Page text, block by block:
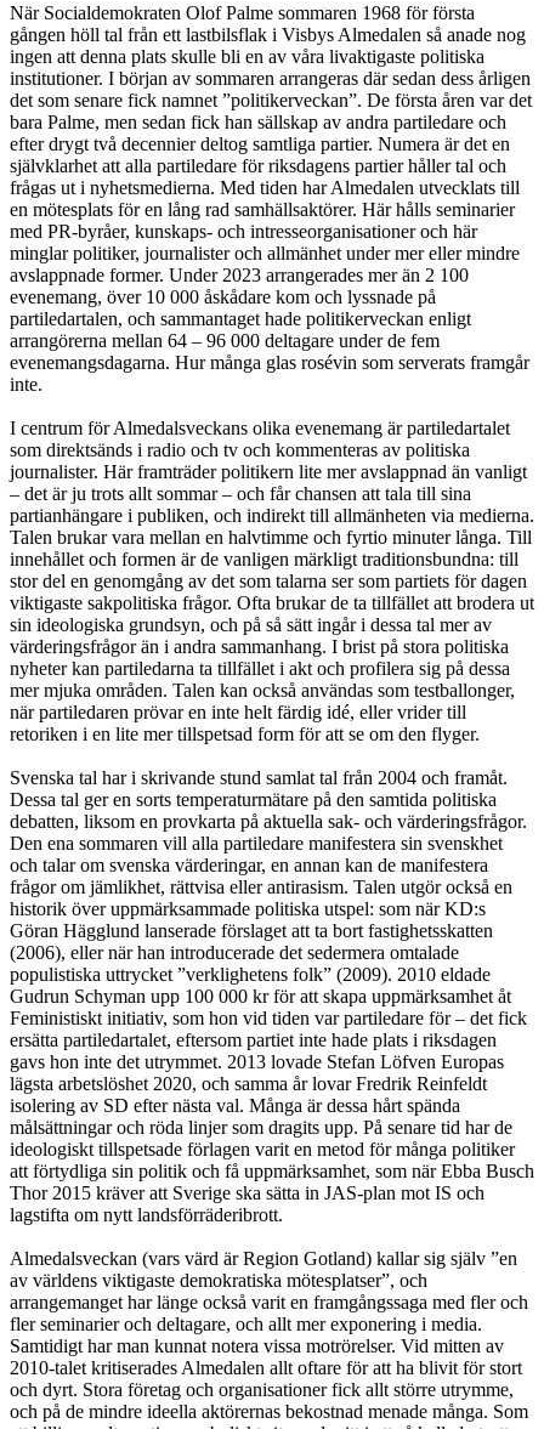
När Socialdemokraten Olof Palme sommaren 1968 för första
gången höll tal från ett lastbilsflak i Visbys Almedalen så anade nog
ingen att denna plats skulle bli en av våra livaktigaste politiska
institutioner. I början av sommaren arrangeras där sedan dess årligen
det som senare fick namnet ”politikerveckan”. De första åren var det
bara Palme, men sedan fick han sällskap av andra partiledare och
efter drygt två decennier deltog samtliga partier. Numera är det en
självklarhet att alla partiledare för riksdagens partier håller tal och
frågas ut i nyhetsmedierna. Med tiden har Almedalen utvecklats till
en mötesplats för en lång rad samhällsaktörer. Här hålls seminarier
med PR-byråer, kunskaps- och intresseorganisationer och här
minglar politiker, journalister och allmänhet under mer eller mindre
avslappnade former. Under 2023 arrangerades mer än 2 100
evenemang, över 10 000 åskådare kom och lyssnade på
partiledartalen, och sammantaget hade politikerveckan enligt
arrangörerna mellan 64 – 96 000 deltagare under de fem
evenemangsdagarna. Hur många glas rosévin som serverats framgår
inte.
I centrum för Almedalsveckans olika evenemang är partiledartalet
som direktsänds i radio och tv och kommenteras av politiska
journalister. Här framträder politikern lite mer avslappnad än vanligt
– det är ju trots allt sommar – och får chansen att tala till sina
partianhängare i publiken, och indirekt till allmänheten via medierna.
Talen brukar vara mellan en halvtimme och fyrtio minuter långa. Till
innehållet och formen är de vanligen märkligt traditionsbundna: till
stor del en genomgång av det som talarna ser som partiets för dagen
viktigaste sakpolitiska frågor. Ofta brukar de ta tillfället att brodera ut
sin ideologiska grundsyn, och på så sätt ingår i dessa tal mer av
värderingsfrågor än i andra sammanhang. I brist på stora politiska
nyheter kan partiledarna ta tillfället i akt och profilera sig på dessa
mer mjuka områden. Talen kan också användas som testballonger,
när partiledaren prövar en inte helt färdig idé, eller vrider till
retoriken i en lite mer tillspetsad form för att se om den flyger.
Svenska tal har i skrivande stund samlat tal från 2004 och framåt.
Dessa tal ger en sorts temperaturmätare på den samtida politiska
debatten, liksom en provkarta på aktuella sak- och värderingsfrågor.
Den ena sommaren vill alla partiledare manifestera sin svenskhet
och talar om svenska värderingar, en annan kan de manifestera
frågor om jämlikhet, rättvisa eller antirasism. Talen utgör också en
historik över uppmärksammade politiska utspel: som när KD:s
Göran Hägglund lanserade förslaget att ta bort fastighetsskatten
(2006), eller när han introducerade det sedermera omtalade
populistiska uttrycket ”verklighetens folk” (2009). 2010 eldade
Gudrun Schyman upp 100 000 kr för att skapa uppmärksamhet åt
Feministiskt initiativ, som hon vid tiden var partiledare för – det fick
ersätta partiledartalet, eftersom partiet inte hade plats i riksdagen
gavs hon inte det utrymmet. 2013 lovade Stefan Löfven Europas
lägsta arbetslöshet 2020, och samma år lovar Fredrik Reinfeldt
isolering av SD efter nästa val. Många är dessa hårt spända
målsättningar och röda linjer som dragits upp. På senare tid har de
ideologiskt tillspetsade förlagen varit en metod för många politiker
att förtydliga sin politik och få uppmärksamhet, som när Ebba Busch
Thor 2015 kräver att Sverige ska sätta in JAS-plan mot IS och
lagstifta om nytt landsförräderibrott.
Almedalsveckan (vars värd är Region Gotland) kallar sig själv ”en
av världens viktigaste demokratiska mötesplatser”, och
arrangemanget har länge också varit en framgångssaga med fler och
fler seminarier och deltagare, och allt mer exponering i media.
Samtidigt har man kunnat notera vissa motrörelser. Vid mitten av
2010-talet kritiserades Almedalen allt oftare för att ha blivit för stort
och dyrt. Stora företag och organisationer fick allt större utrymme,
och på de mindre ideella aktörernas bekostnad menade många. Som